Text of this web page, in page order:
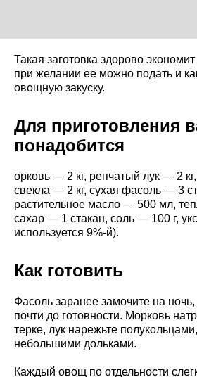
Такая заготовка здорово
при желании ее можно подать и
овощную закуску.
Для приготовления
понадобится
орковь — 2 кг, репчатый лук — 2
свекла — 2 кг, сухая фасоль — 3
растительное масло — 500 мл,
сахар — 1 стакан, соль — 100 г,
используется 9%-й).
Как готовить
Фасоль заранее замочите на
почти до готовности. Морковь
терке, лук нарежьте
небольшими дольками.
Каждый овощ по отдельности